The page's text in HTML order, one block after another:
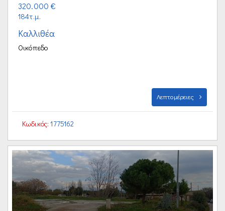
320.000 €
184τ.μ.
Καλλιθέα
Οικόπεδο
Λεπτομέρειες
Κωδικός: 1775162